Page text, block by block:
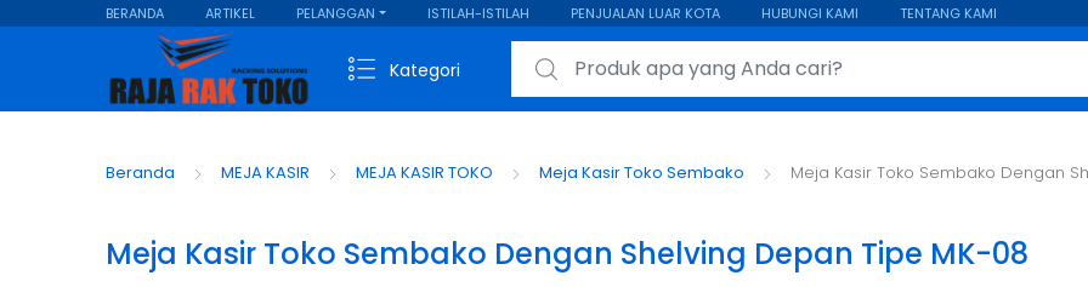
BERANDA ARTIKEL PELANGGAN ISTILAH-ISTILAH PENJUALAN LUAR KOTA HUBUNGI KAMI TENTANG KAMI
Kategori
Search for:
Beranda MEJA KASIR MEJA KASIR TOKO Meja Kasir Toko Sembako Meja Kasir Toko Sembako Dengan
Meja Kasir Toko Sembako Dengan Shelving Depan Tipe MK-08